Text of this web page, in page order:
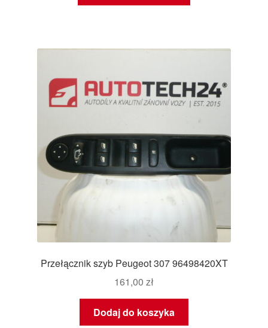
Przełącznik szyb Peugeot 307 96498420XT
161,00 zł
Dodaj do koszyka